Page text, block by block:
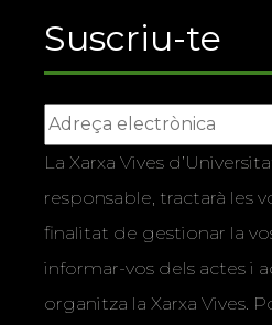
Suscriu-te
La Xarxa Vives
responsable, tractarà les
finalitat de gestionar la
informar-vos dels actes i
organitza la Xarxa Vives.